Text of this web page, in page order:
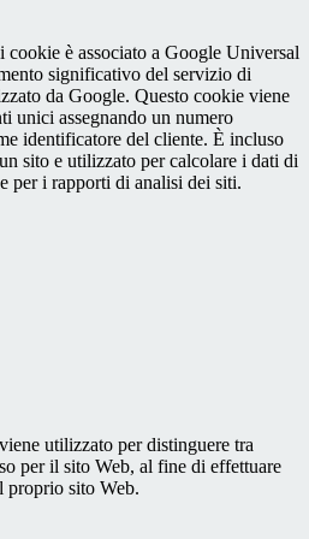
cookie è associato a Google Universal
significativo del servizio di
da Google. Questo cookie viene
unici assegnando un numero
identificatore del cliente. È incluso
sito e utilizzato per calcolare i dati di
per i rapporti di analisi dei siti.
utilizzato per distinguere tra
per il sito Web, al fine di effettuare
sito Web.